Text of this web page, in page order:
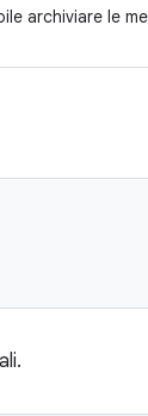
archiviare le